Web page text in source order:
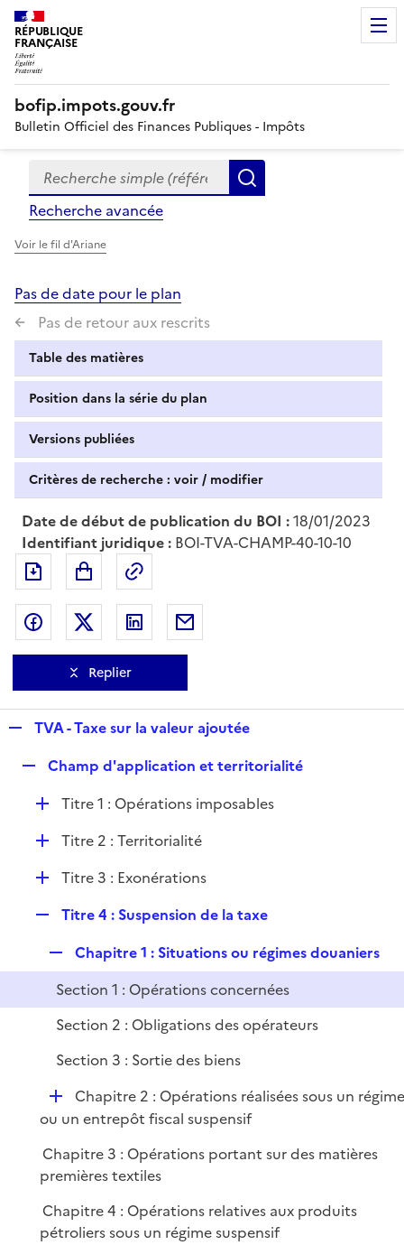
RÉPUBLIQUE
FRANÇAISE
bofip.impots.gouv.fr
Bulletin Officiel des Finances Publiques - Impôts
Formulaire
de
recherche
Recherche simple (références, mots clés, partie du
Recherche avancée
Voir le fil d'Ariane
Pas de date pour le plan
Pas de retour aux rescrits
Table des matières
Position dans la série du plan
Versions publiées
Critères de recherche : voir / modifier
Date de début de publication du BOI :18/01/2023
Identifiant juridique : BOI-TVA-CHAMP-40-10-10
Exporter le document au format pdf
Partager sur Facebook
Partager sur Twitter
Partager sur LinkedIn
Replier
p
TVA - Taxe sur la valeur ajoutée
p
l
i
e
Champ d'application et territorialité
DTitre 1 : Opérations imposables
D
e
r
Titre 2 : Territorialité
D
e
r
Titre 3 : Exonérations
p
l
e
Titre 4 : Suspension de la taxe
e
p
e
Chapitre 1 : Situations ou régimes douaniers
Section 1 : Opérations concernées
Section 2 : Obligations des opérateurs
Section 3 : Sortie des biens
D
é
l
i
e
r
Chapitre 2 : Opérations réalisées sous un
ou un entrepôt fiscal suspensif
Chapitre 3 : Opérations portant sur des matières
premières textiles
Chapitre 4 : Opérations relatives aux produits
pétroliers sous un régime suspensif